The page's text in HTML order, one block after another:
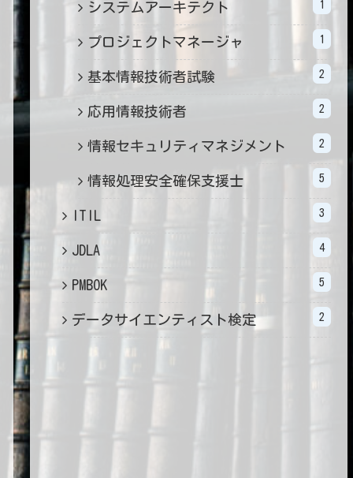
システムアーキテクト 1
プロジェクトマネージャ 1
基本情報技術者試験 2
応用情報技術者 2
情報セキュリティマネジメント 2
情報処理安全確保支援士 5
ITIL 3
JDLA 4
PMBOK 5
データサイエンティスト検定 2